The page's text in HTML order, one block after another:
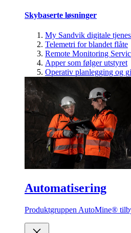
Skybaserte løsninger
My Sandvik digitale
Telemetri for blandet flåte
Remote Monitoring
Apper som følger utstyret
Operativ planlegging og
Automatisering
Produktgruppen AutoMine®